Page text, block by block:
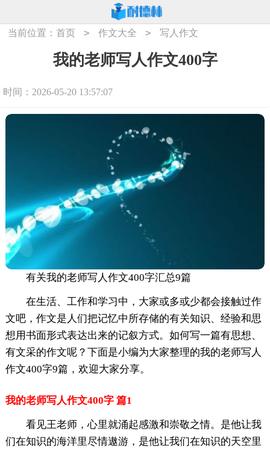
当前位置：首页 > 作文大全 > 写人作文
我的老师写人作文400字
时间：2026-05-20 13:57:07
有关我的老师写人作文400字汇总9篇
在生活、工作和学习中，大家或多或少都会接触过作
文吧，作文是人们把记忆中所存储的有关知识、经验和思
想用书面形式表达出来的记叙方式。如何写一篇有思想、
有文采的作文呢？下面是小编为大家整理的我的老师写人
作文400字9篇，欢迎大家分享。
我的老师写人作文400字 篇1
看见王老师，心里就涌起感激和崇敬之情。是他让我
们在知识的海洋里尽情遨游，是他让我们在知识的天空里